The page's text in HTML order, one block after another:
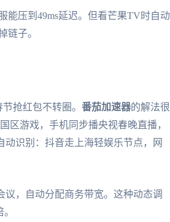
能压到49ms延迟。但看芒果TV时自动
链子。
抢红包不转圈。 番茄加速器的解法很
区游戏，手机同步播央视春晚直播，
识别：抖音走上海轻娱乐节点，网
，自动分配商务带宽。这种动态调